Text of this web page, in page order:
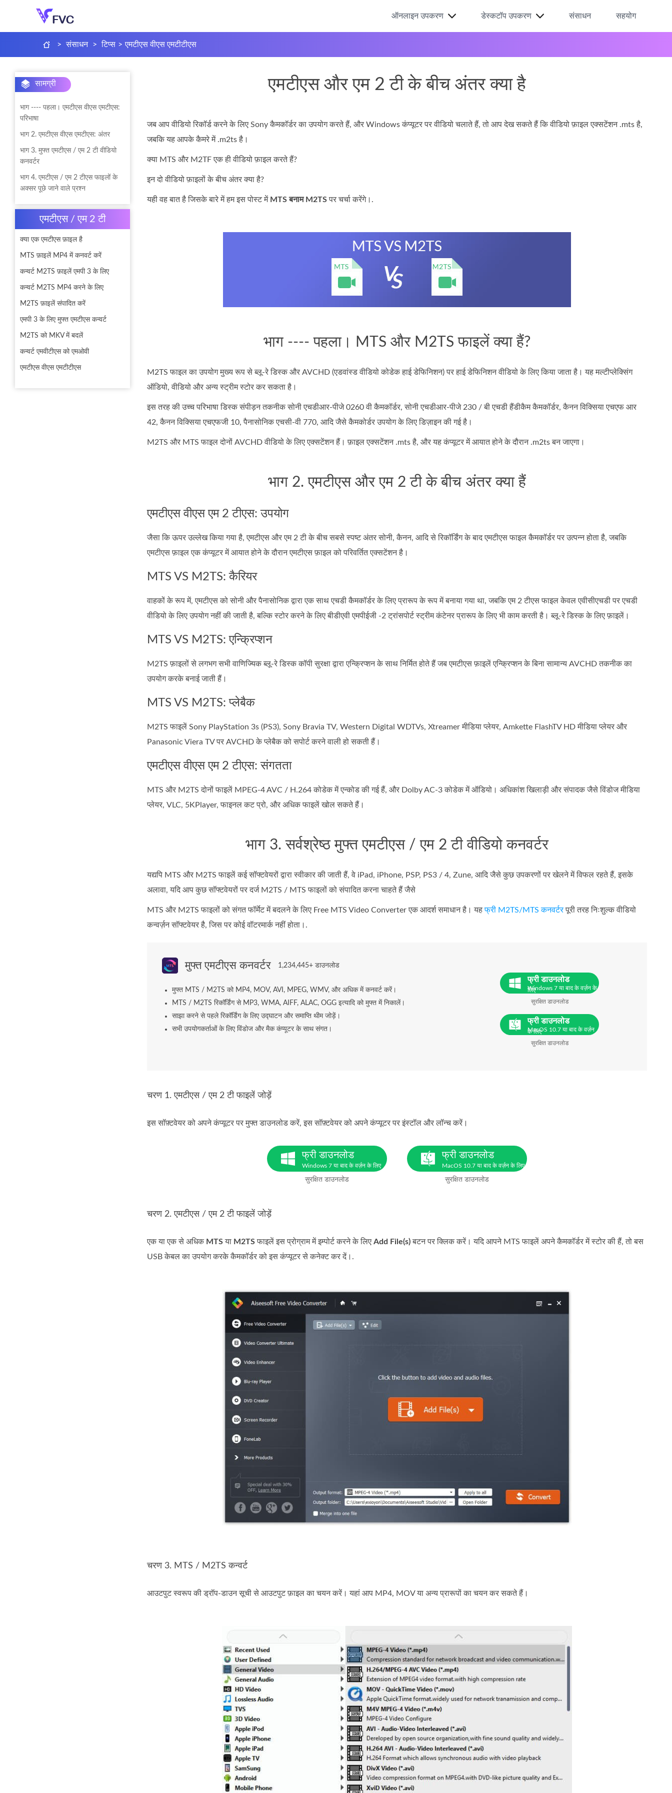
ऑनलाइन उपकरण डेस्कटॉप उपकरण संसाधन सहयोग
> संसाधन > टिप्स > एमटीएस वीएस एमटीटीएस
सामग्री
भाग ---- पहला। एमटीएस वीएस एमटीएस:
परिभाषा
भाग 2. एमटीएस वीएस एमटीएस: अंतर
भाग 3. मुफ्त एमटीएस / एम 2 टी वीडियो
कनवर्टर
भाग 4. एमटीएस / एम 2 टीएस फाइलों के
अक्सर पूछे जाने वाले प्रश्न
एमटीएस / एम 2 टी
क्या एक एमटीएस फ़ाइल है
MTS फ़ाइलें MP4 में कनवर्ट करें
कन्वर्ट M2TS फ़ाइलें एमपी 3 के लिए
कन्वर्ट M2TS MP4 करने के लिए
M2TS फ़ाइलें संपादित करें
एमपी 3 के लिए मुफ्त एमटीएस कन्वर्ट
M2TS को MKV में बदलें
कन्वर्ट एमवीटीएस को एमओवी
एमटीएस वीएस एमटीटीएस
एमटीएस और एम 2 टी के बीच अंतर क्या है
जब आप वीडियो रिकॉर्ड करने के लिए Sony कैमकॉर्डर का उपयोग करते हैं, और Windows कंप्यूटर पर वीडियो चलाते हैं, तो आप देख सकते हैं कि वीडियो फ़ाइल एक्सटेंशन .mts है,
जबकि यह आपके कैमरे में .m2ts है।
क्या MTS और M2TF एक ही वीडियो फ़ाइल करते हैं?
इन दो वीडियो फ़ाइलों के बीच अंतर क्या है?
यही वह बात है जिसके बारे में हम इस पोस्ट में MTS बनाम M2TSपर चर्चा करेंगे।.
भाग ---- पहला। MTS और M2TS फाइलें क्या हैं?
M2TS फाइल का उपयोग मुख्य रूप से ब्लू-रे डिस्क और AVCHD (एडवांस्ड वीडियो कोडेक हाई डेफिनिशन) पर हाई डेफिनिशन वीडियो के लिए किया जाता है। यह मल्टीप्लेक्सिंग
ऑडियो, वीडियो और अन्य स्ट्रीम स्टोर कर सकता है।
इस तरह की उच्च परिभाषा डिस्क संपीड़न तकनीक सोनी एचडीआर-पीजे 0260 वी कैमकॉर्डर, सोनी एचडीआर-पीजे 230 / बी एचडी हैंडीकैम कैमकॉर्डर, कैनन विक्सिया एचएफ आर
42, कैनन विक्सिया एचएफजी 10, पैनासोनिक एचसी-वी 770, आदि जैसे कैमकोर्डर उपयोग के लिए डिज़ाइन की गई है।
M2TS और MTS फाइल दोनों AVCHD वीडियो के लिए एक्सटेंशन हैं। फ़ाइल एक्सटेंशन .mts है, और यह कंप्यूटर में आयात होने के दौरान .m2ts बन जाएगा।
भाग 2. एमटीएस और एम 2 टी के बीच अंतर क्या हैं
एमटीएस वीएस एम 2 टीएस: उपयोग
जैसा कि ऊपर उल्लेख किया गया है, एमटीएस और एम 2 टी के बीच सबसे स्पष्ट अंतर सोनी, कैनन, आदि से रिकॉर्डिंग के बाद एमटीएस फाइल कैमकॉर्डर पर उत्पन्न होता है, जबकि
एमटीएस फ़ाइल एक कंप्यूटर में आयात होने के दौरान एमटीएस फ़ाइल को परिवर्तित एक्सटेंशन है।
MTS VS M2TS: कैरियर
वाहकों के रूप में, एमटीएस को सोनी और पैनासोनिक द्वारा एक साथ एचडी कैमकॉर्डर के लिए प्रारूप के रूप में बनाया गया था, जबकि एम 2 टीएस फाइल केवल एवीसीएचडी पर एचडी
वीडियो के लिए उपयोग नहीं की जाती है, बल्कि स्टोर करने के लिए बीडीएवी एमपीईजी -2 ट्रांसपोर्ट स्ट्रीम कंटेनर प्रारूप के लिए भी काम करती है। ब्लू-रे डिस्क के लिए फ़ाइलें।
MTS VS M2TS: एन्क्रिप्शन
M2TS फ़ाइलों से लगभग सभी वाणिज्यिक ब्लू-रे डिस्क कॉपी सुरक्षा द्वारा एन्क्रिप्शन के साथ निर्मित होते हैं जब एमटीएस फ़ाइलें एन्क्रिप्शन के बिना सामान्य AVCHD तकनीक का
उपयोग करके बनाई जाती हैं।
MTS VS M2TS: प्लेबैक
M2TS फाइलें Sony PlayStation 3s (PS3), Sony Bravia TV, Western Digital WDTVs, Xtreamer मीडिया प्लेयर, Amkette FlashTV HD मीडिया प्लेयर और
Panasonic Viera TV पर AVCHD के प्लेबैक को सपोर्ट करने वाली हो सकती हैं।
एमटीएस वीएस एम 2 टीएस: संगतता
MTS और M2TS दोनों फाइलें MPEG-4 AVC / H.264 कोडेक में एन्कोड की गई हैं, और Dolby AC-3 कोडेक में ऑडियो। अधिकांश खिलाड़ी और संपादक जैसे विंडोज मीडिया
प्लेयर, VLC, 5KPlayer, फाइनल कट प्रो, और अधिक फाइलें खोल सकते हैं।
भाग 3. सर्वश्रेष्ठ मुफ्त एमटीएस / एम 2 टी वीडियो कनवर्टर
यद्यपि MTS और M2TS फाइलें कई सॉफ्टवेयरों द्वारा स्वीकार की जाती हैं, वे iPad, iPhone, PSP, PS3 / 4, Zune, आदि जैसे कुछ उपकरणों पर खेलने में विफल रहते हैं, इसके
अलावा, यदि आप कुछ सॉफ्टवेयरों पर दर्ज M2TS / MTS फाइलों को संपादित करना चाहते हैं जैसे
MTS और M2TS फाइलों को संगत फॉर्मेट में बदलने के लिए Free MTS Video Converter एक आदर्श समाधान है। यहफ्री M2TS/MTS कनवर्टरपूरी तरह निःशुल्क वीडियो
कन्वर्ज़न सॉफ्टवेयर है, जिस पर कोई वॉटरमार्क नहीं होता।.
मुफ्त एमटीएस कनवर्टर 1,234,445+ डाउनलोड
मुफ्त MTS / M2TS को MP4, MOV, AVI, MPEG, WMV, और अधिक में कनवर्ट करें।
MTS / M2TS रिकॉर्डिंग से MP3, WMA, AIFF, ALAC, OGG इत्यादि को मुफ्त में निकालें।
साझा करने से पहले रिकॉर्डिंग के लिए उद्घाटन और समाप्ति थीम जोड़ें।
सभी उपयोगकर्ताओं के लिए विंडोज और मैक कंप्यूटर के साथ संगत।
फ्री डाउनलोड
Windows 7 या बाद के वर्ज़न के
लिए
सुरक्षित डाउनलोड
फ्री डाउनलोड
MacOS 10.7 या बाद के वर्ज़न
के लिए
सुरक्षित डाउनलोड
चरण 1. एमटीएस / एम 2 टी फाइलें जोड़ें
इस सॉफ़्टवेयर को अपने कंप्यूटर पर मुफ्त डाउनलोड करें, इस सॉफ़्टवेयर को अपने कंप्यूटर पर इंस्टॉल और लॉन्च करें।
फ्री डाउनलोड
Windows 7 या बाद के वर्ज़न के लिए
सुरक्षित डाउनलोड
फ्री डाउनलोड
MacOS 10.7 या बाद के वर्ज़न के लिए
सुरक्षित डाउनलोड
चरण 2. एमटीएस / एम 2 टी फाइलें जोड़ें
एक या एक से अधिक MTSया M2TSफाइलें इस प्रोग्राम में इम्पोर्ट करने के लिए Add File(s)बटन पर क्लिक करें। यदि आपने MTS फाइलें अपने कैमकॉर्डर में स्टोर की हैं, तो बस
USB केबल का उपयोग करके कैमकॉर्डर को इस कंप्यूटर से कनेक्ट कर दें।.
चरण 3. MTS / M2TS कन्वर्ट
आउटपुट स्वरूप की ड्रॉप-डाउन सूची से आउटपुट फ़ाइल का चयन करें। यहां आप MP4, MOV या अन्य प्रारूपों का चयन कर सकते हैं।